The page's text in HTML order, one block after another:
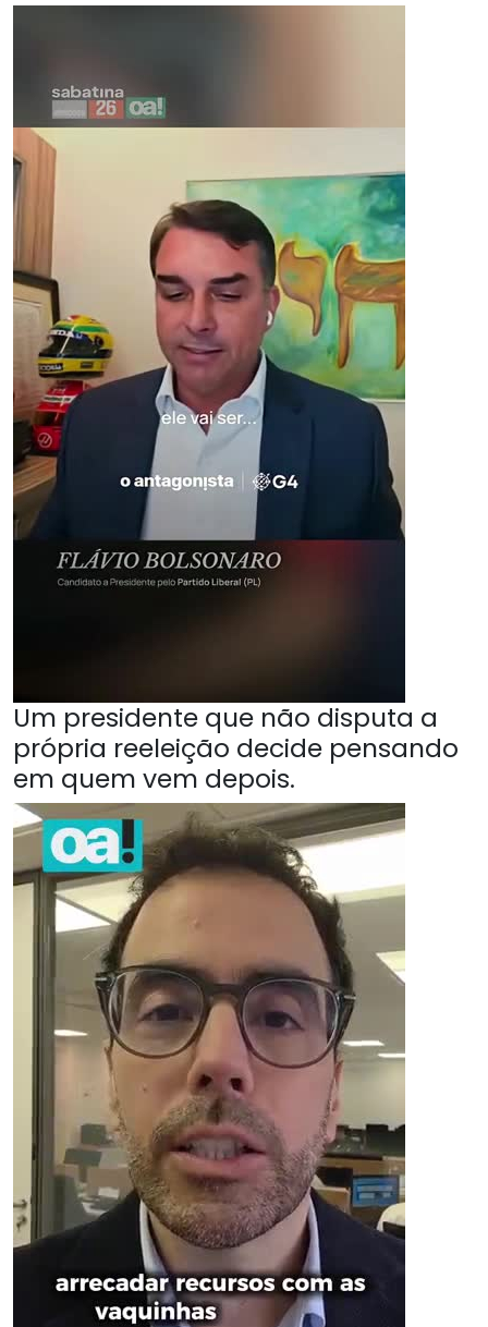
Um presidente que não disputa a
própria reeleição decide pensando
em quem vem depois.